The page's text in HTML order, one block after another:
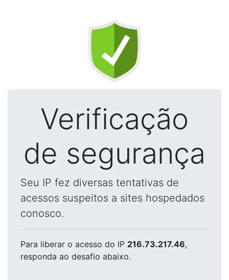
Verificação
de segurança
Seu IP fez diversas tentativas de
acessos suspeitos a sites hospedados
conosco.
Para liberar o acesso do IP 216.73.217.46,
responda ao desafio abaixo.